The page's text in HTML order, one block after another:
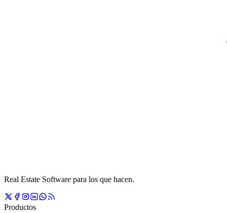
Real Estate Software para los que hacen.
Productos